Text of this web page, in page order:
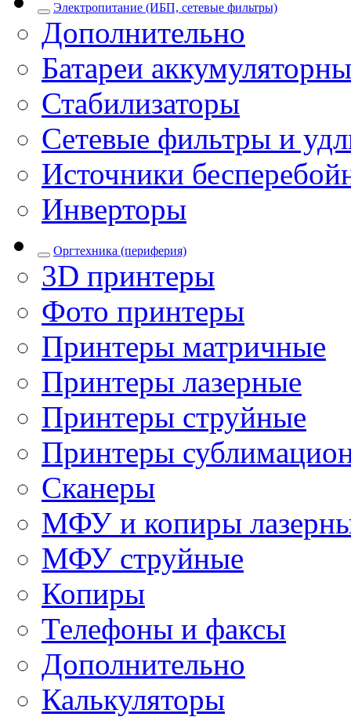
Электропитание (ИБП, сетевые фильтры)
Дополнительно
Батареи
Стабилизаторы
Сетевые фильтры и
Источники
Инверторы
Оргтехника (периферия)
3D принтеры
Фото принтеры
Принтеры матричные
Принтеры лазерные
Принтеры струйные
Принтеры
Сканеры
МФУ и копиры
МФУ струйные
Копиры
Телефоны и факсы
Дополнительно
Калькуляторы